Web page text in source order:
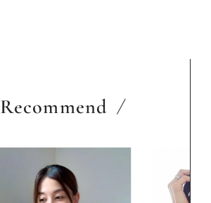
Recommend